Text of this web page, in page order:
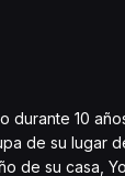
durante 10
de su lugar
de su casa,